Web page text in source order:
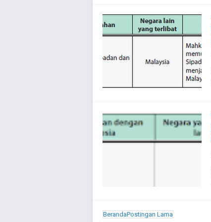
Postingan Lama
Beranda